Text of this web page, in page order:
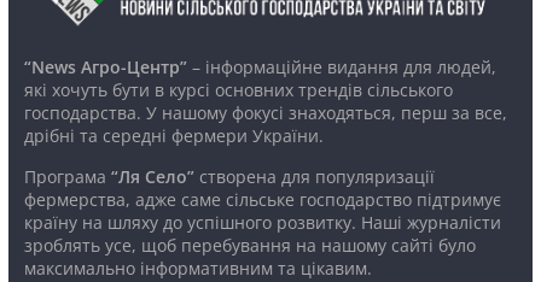
“News Агро-Центр”– інформаційне видання для людей,
які хочуть бути в курсі основних трендів сільського
господарства. У нашому фокусі знаходяться, перш за все,
дрібні та середні фермери України.
Програма “Ля Село”створена для популяризації
фермерства, адже саме сільське господарство підтримує
країну на шляху до успішного розвитку. Наші журналісти
зроблять усе, щоб перебування на нашому сайті було
максимально інформативним та цікавим.